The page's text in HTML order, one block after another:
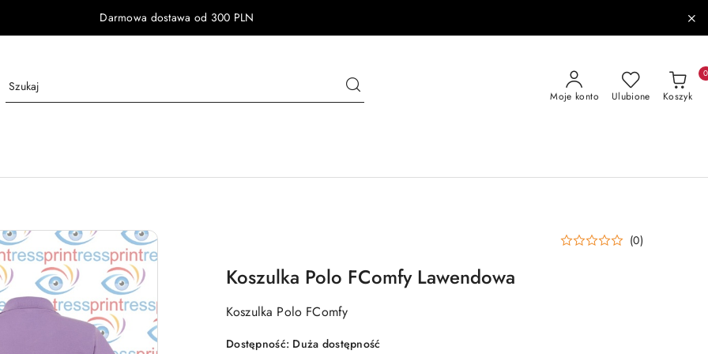
Darmowa dostawa od 300 PLN
Moje konto Ulubione Koszyk
0
(0)
Koszulka Polo FComfy Lawendowa
Koszulka Polo FComfy
Dostępność: Duża dostępność